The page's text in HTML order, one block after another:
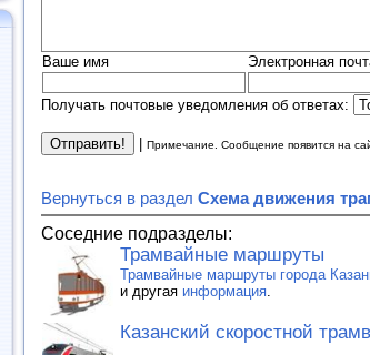
Ваше имя Электронная
Получать почтовые уведомления об ответах:
Примечание. Сообщение появится на
Вернуться в раздел Схема движения
Соседние подразделы:
Трамвайные маршруты
Трамвайные маршруты города
и другая информация
Казанский скоростной